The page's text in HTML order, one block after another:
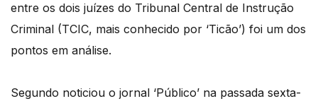
entre os dois juízes do Tribunal Central de Instrução
Criminal (TCIC, mais conhecido por ‘Ticão’) foi um dos
pontos em análise.
Segundo noticiou o jornal ‘Público’ na passada sexta-